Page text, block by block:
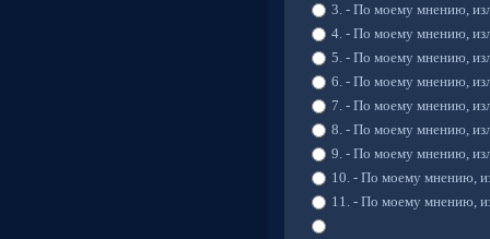
3. - По моему мнению,
4. - По моему мнению,
5. - По моему мнению,
6. - По моему мнению,
7. - По моему мнению,
8. - По моему мнению,
9. - По моему мнению,
10. - По моему мнению,
11. - По моему мнению,